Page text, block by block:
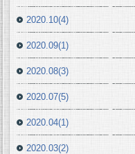
2020.10(4)
2020.09(1)
2020.08(3)
2020.07(5)
2020.04(1)
2020.03(2)